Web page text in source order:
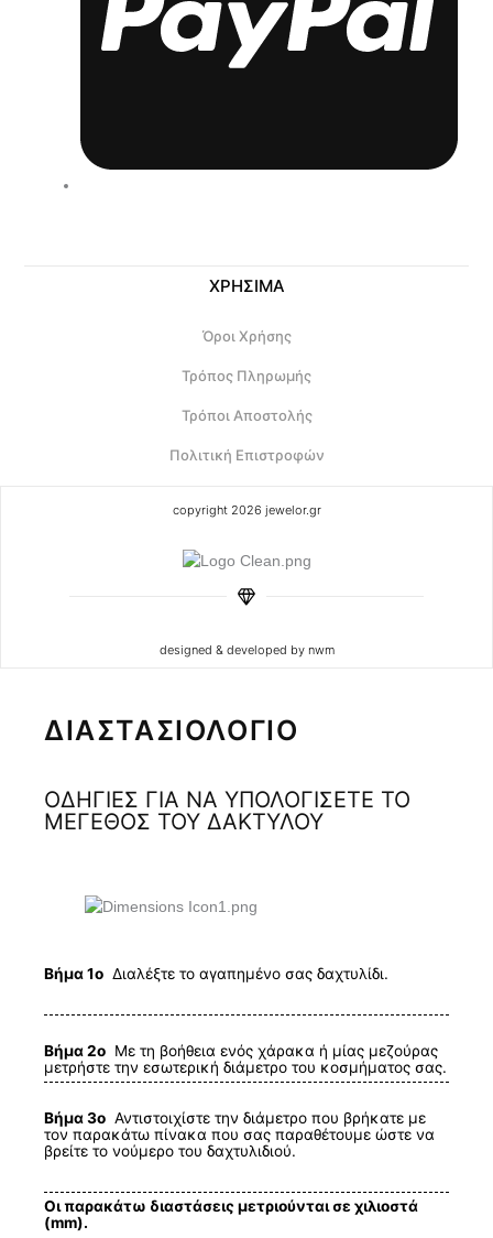
ΧΡΗΣΙΜΑ
Όροι Χρήσης
Τρόπος Πληρωμής
Τρόποι Αποστολής
Πολιτική Επιστροφών
copyright 2026 jewelor.gr
designed & developed by nwm
ΔΙΑΣΤΑΣΙΟΛΟΓΙΟ
ΟΔΗΓΙΕΣ ΓΙΑ ΝΑ ΥΠΟΛΟΓΙΣΕΤΕ ΤΟ
ΜΕΓΕΘΟΣ ΤΟΥ ΔΑΚΤΥΛΟΥ
Βήμα 1ο Διαλέξτε το αγαπημένο σας δαχτυλίδι.
Βήμα 2ο Με τη βοήθεια ενός χάρακα ή μίας μεζούρας
μετρήστε την εσωτερική διάμετρο του κοσμήματος σας.
Βήμα 3ο Αντιστοιχίστε την διάμετρο που βρήκατε με
τον παρακάτω πίνακα που σας παραθέτουμε ώστε να
βρείτε το νούμερο του δαχτυλιδιού.
Οι παρακάτω διαστάσεις μετριούνται σε χιλιοστά
(mm).